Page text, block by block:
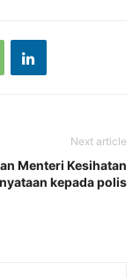
Next article
Menteri Kesihatan
kepada polis